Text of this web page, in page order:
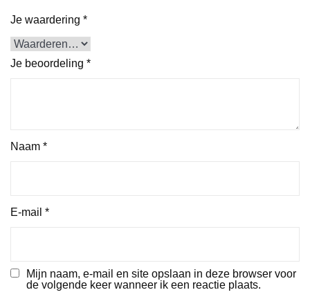
Je waardering *
Je beoordeling *
Naam *
E-mail *
Mijn naam, e-mail en site opslaan in deze browser voor
de volgende keer wanneer ik een reactie plaats.